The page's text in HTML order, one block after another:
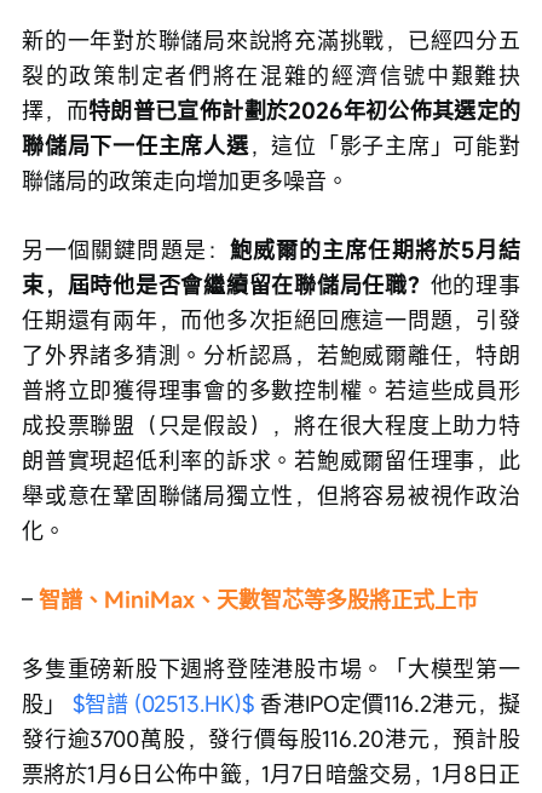
新的一年對於聯儲局來說將充滿挑戰，已經四分五
裂的政策制定者們將在混雜的經濟信號中艱難抉
擇，而特朗普已宣佈計劃於2026年初公佈其選定的
聯儲局下一任主席人選，這位「影子主席」可能對
聯儲局的政策走向增加更多噪音。
另一個關鍵問題是： 鮑威爾的主席任期將於5月結
束，屆時他是否會繼續留在聯儲局任職？ 他的理事
任期還有兩年，而他多次拒絕回應這一問題，引發
了外界諸多猜測。分析認爲，若鮑威爾離任，特朗
普將立即獲得理事會的多數控制權。若這些成員形
成投票聯盟（只是假設），將在很大程度上助力特
朗普實現超低利率的訴求。若鮑威爾留任理事，此
舉或意在鞏固聯儲局獨立性，但將容易被視作政治
化。
– 智譜、MiniMax、天數智芯等多股將正式上市
多隻重磅新股下週將登陸港股市場。「大模型第一
股」 $智譜 (02513.HK)$ 香港IPO定價116.2港元，擬
發行逾3700萬股，發行價每股116.20港元，預計股
票將於1月6日公佈中籤，1月7日暗盤交易，1月8日正